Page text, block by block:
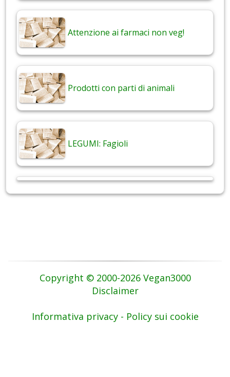
Attenzione ai farmaci non veg!
Prodotti con parti di animali
LEGUMI: Fagioli
Copyright © 2000-2026 Vegan3000
Disclaimer
Informativa privacy - Policy sui cookie